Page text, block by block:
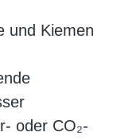
und Kiemen
oder CO₂-